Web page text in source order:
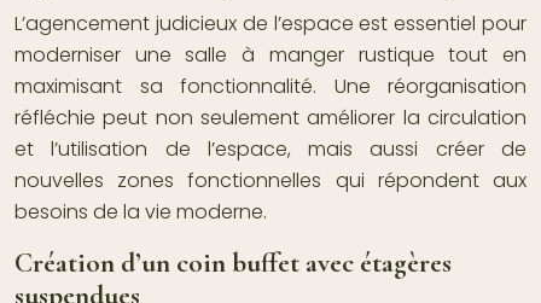
L’agencement judicieux de l’espace est essentiel pour
moderniser une salle à manger rustique tout en
maximisant sa fonctionnalité. Une réorganisation
réfléchie peut non seulement améliorer la circulation
et l’utilisation de l’espace, mais aussi créer de
nouvelles zones fonctionnelles qui répondent aux
besoins de la vie moderne.
Création d’un coin buffet avec étagères
suspendues